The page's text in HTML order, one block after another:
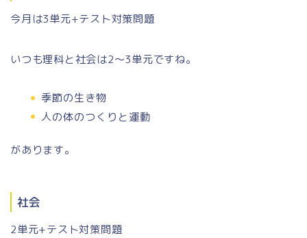
今月は3単元+テスト対策問題
いつも理科と社会は2〜3単元ですね。
季節の生き物
人の体のつくりと運動
があります。
社会
2単元+テスト対策問題